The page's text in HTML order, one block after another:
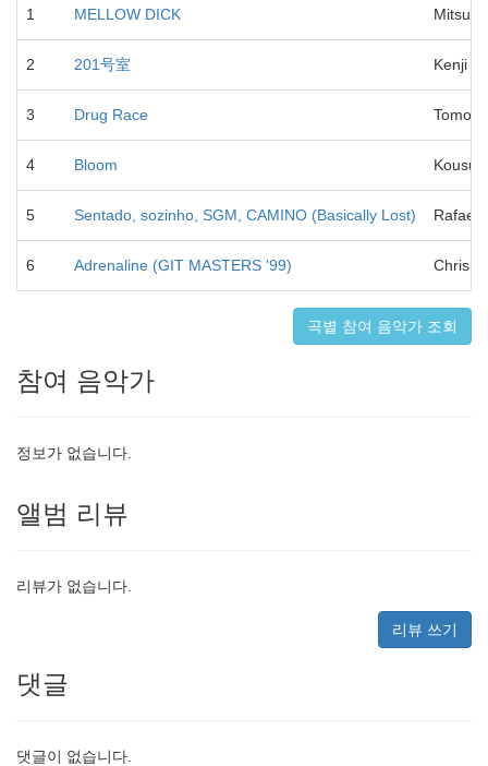
1 MELLOW DICK
2 201号室 Kenji
3 Drug Race
4 Bloom
5 Sentado, sozinho, SGM, CAMINO (Basically Lost) Rafael
6 Adrenaline (GIT MASTERS '99) Chris &
곡별 참여 음악가 조회
참여 음악가
정보가 없습니다.
앨범 리뷰
리뷰가 없습니다.
리뷰 쓰기
댓글
댓글이 없습니다.